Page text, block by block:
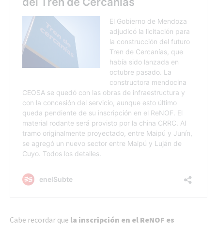
Cabe recordar que la inscripción en el ReNOF es